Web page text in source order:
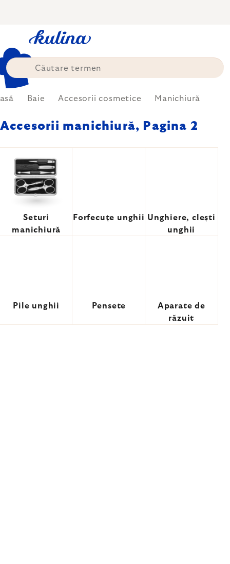
Baie Accesorii cosmetice Manichiură
Accesorii manichiură, Pagina 2
Seturi
manichiură
Forfecuțe unghii Unghiere, clești
unghii
Pile unghii Pensete
Aparate de
răzuit